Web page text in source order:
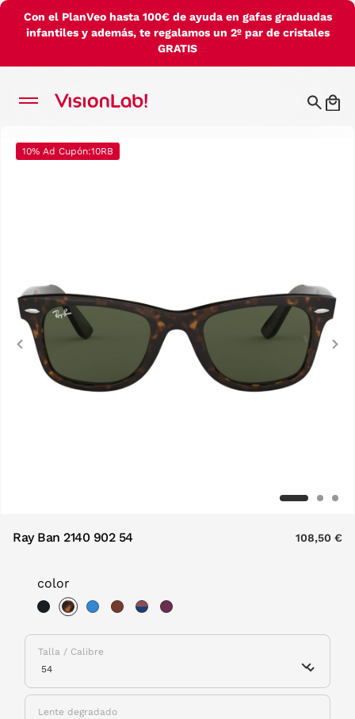
Con el PlanVeo hasta 100€ de ayuda en gafas graduadas
infantiles y además, te regalamos un 2º par de cristales
GRATIS
10% Ad Cupón:10RB
Previous
Ray Ban 2140 902 54 108,50 €
color
Talla / Calibre
Lente degradado